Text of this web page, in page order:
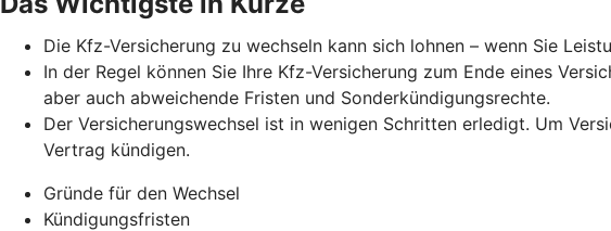
Die Kfz-Versicherung zu wechseln kann sich lohnen – wenn Sie
In der Regel können Sie Ihre Kfz-Versicherung zum Ende eines
aber auch abweichende Fristen und Sonderkündigungsrechte.
Der Versicherungswechsel ist in wenigen Schritten erledigt. Um
Vertrag kündigen.
Gründe für den Wechsel
Kündigungsfristen